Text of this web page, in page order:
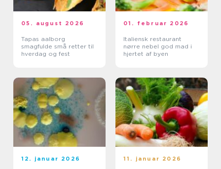
05. august 2026
Tapas aalborg
smagfulde små retter til
hverdag og fest
01. februar 2026
Italiensk restaurant
nørre nebel god mad i
hjertet af byen
12. januar 2026 11. januar 2026